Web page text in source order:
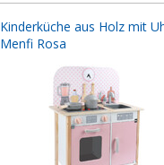
Kinderküche aus Holz mit
Menfi Rosa